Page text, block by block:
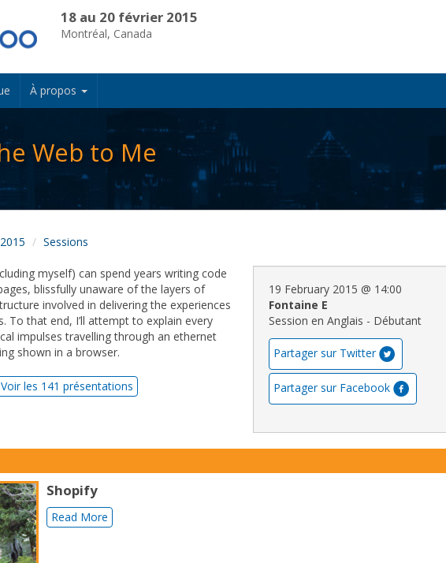
18 au 20 février 2015
Montréal, Canada
À propos
Web to Me
Sessions
19 February 2015 @ 14:00
Fontaine E
Session en Anglais - Débutant
Partager sur Twitter
Partager sur Facebook
myself) can spend years writing code
blissfully unaware of the layers of
involved in delivering the experiences
To that end, I’ll attempt to explain every
impulses travelling through an ethernet
shown in a browser.
Voir les 141 présentations
Shopify
Read More